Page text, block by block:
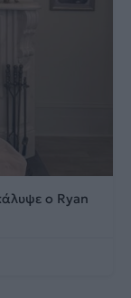
ο Ryan